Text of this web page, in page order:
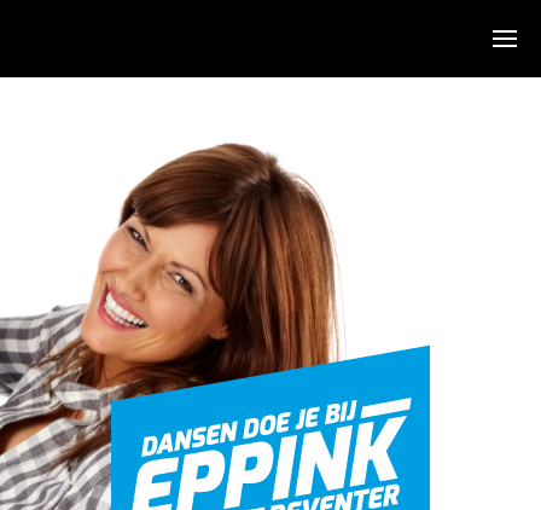
De dansen
KidsDance-JazzDance
Hiphop
Stijldans
Salsa
Zumba